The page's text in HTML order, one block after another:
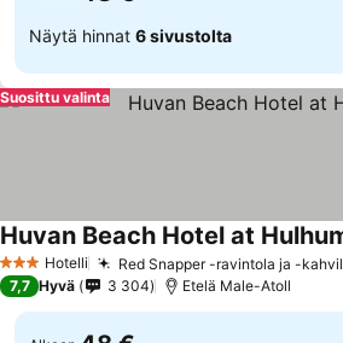
Näytä hinnat 6 sivustolta
Suosittu valinta
3 Tähtiluokitus
Hotelli Red Snapper -ravintola ja -
Huvan Beach Hotel at
7,7 Hyvä 3 304 Etelä Male-Atoll